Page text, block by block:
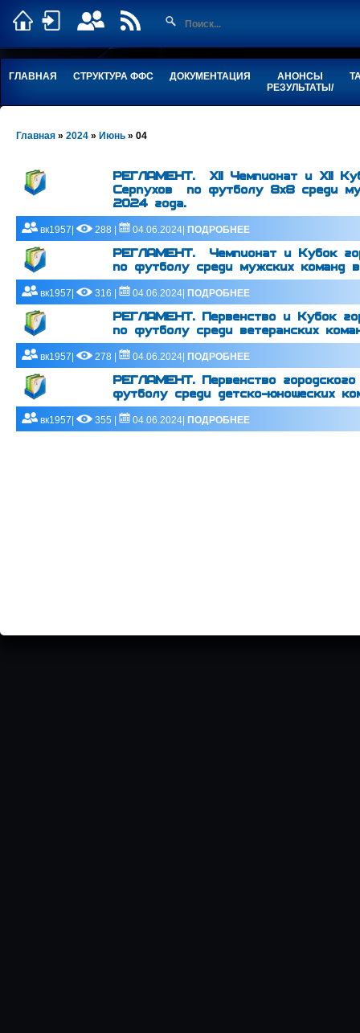
ГЛАВНАЯ СТРУКТУРА ФФС ДОКУМЕНТАЦИЯ
АНОНСЫ
РЕЗУЛЬТАТЫ/
Главная » 2024 » Июнь » 04
РЕГЛАМЕНТ. XII Чемпионат и XII
Серпухов по футболу 8х8 среди
2024 года.
вк1957| 288 | 04.06.2024| ПОДРОБНЕЕ
РЕГЛАМЕНТ. Чемпионат и Кубок
по футболу среди мужских команд
вк1957| 316 | 04.06.2024| ПОДРОБНЕЕ
РЕГЛАМЕНТ. Первенство и Кубок
по футболу среди ветеранских
вк1957| 278 | 04.06.2024| ПОДРОБНЕЕ
РЕГЛАМЕНТ. Первенство
футболу среди детско-юношеских
вк1957| 355 | 04.06.2024| ПОДРОБНЕЕ